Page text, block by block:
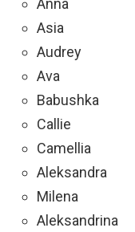
Anna
Asia
Audrey
Ava
Babushka
Callie
Camellia
Aleksandra
Milena
Aleksandrina